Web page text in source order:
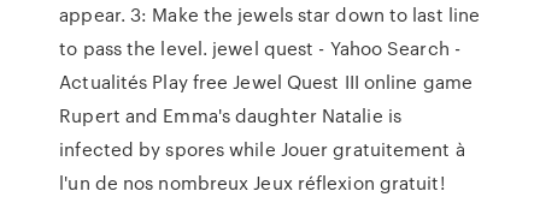
appear. 3: Make the jewels star down to last line
to pass the level. jewel quest - Yahoo Search -
Actualités Play free Jewel Quest III online game
Rupert and Emma's daughter Natalie is
infected by spores while Jouer gratuitement à
l'un de nos nombreux Jeux réflexion gratuit!